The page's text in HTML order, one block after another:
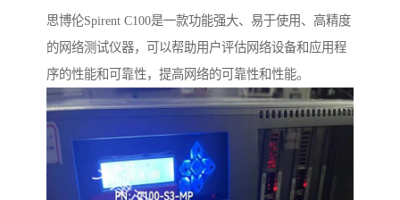
思博伦Spirent C100是一款功能强大、易于使用、高精度
的网络测试仪器，可以帮助用户评估网络设备和应用程
序的性能和可靠性，提高网络的可靠性和性能。